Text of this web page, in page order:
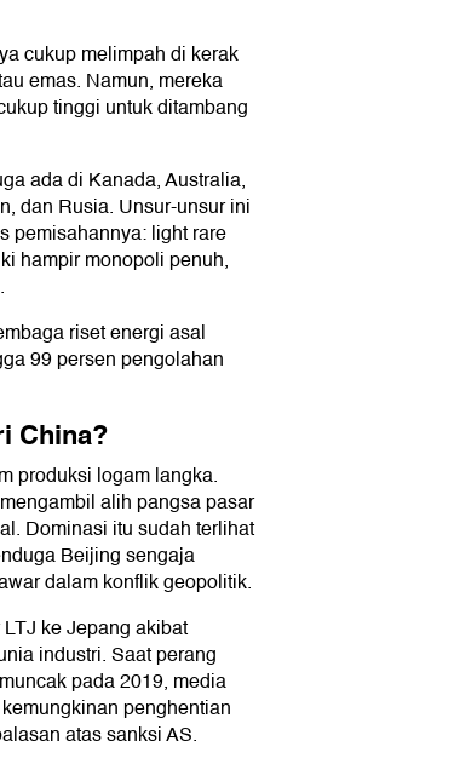
cukup melimpah di kerak
emas. Namun, mereka
tinggi untuk ditambang
ada di Kanada, Australia,
dan Rusia. Unsur-unsur ini
pemisahannya: light rare
hampir monopoli penuh,
riset energi asal
99 persen pengolahan
China?
produksi logam langka.
alih pangsa pasar
Dominasi itu sudah terlihat
Beijing sengaja
dalam konflik geopolitik.
ke Jepang akibat
industri. Saat perang
pada 2019, media
penghentian
atas sanksi AS.